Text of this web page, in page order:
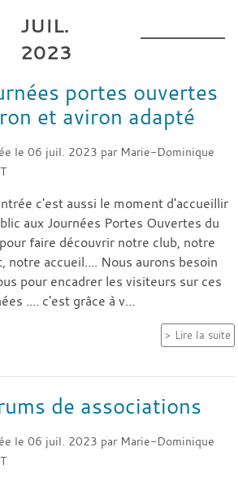
JUIL.
2023
portes ouvertes
et aviron adapté
le 06 juil. 2023 par Marie-Dominique
c'est aussi le moment d'accueillir
aux Journées Portes Ouvertes du
faire découvrir notre club, notre
notre accueil.... Nous aurons besoin
pour encadrer les visiteurs sur ces
.... c'est grâce à v...
Lire la suite
de associations
le 06 juil. 2023 par Marie-Dominique